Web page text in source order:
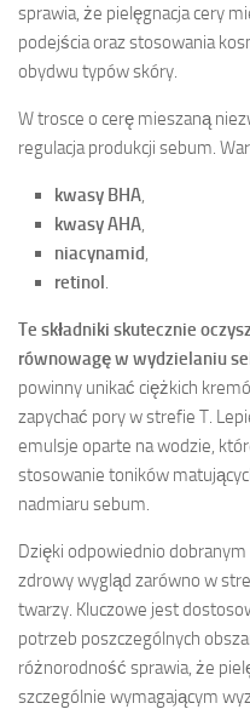
sprawia, że pielęgnacja cery
podejścia oraz stosowania
obydwu typów skóry.
W trosce o cerę mieszaną
regulacja produkcji sebum.
kwasy BHA,
kwasy AHA,
niacynamid,
retinol.
Te składniki skutecznie
równowagę w wydzielaniu
powinny unikać ciężkich
zapychać pory w strefie T.
emulsje oparte na wodzie,
stosowanie toników
nadmiaru sebum.
Dzięki odpowiednio
zdrowy wygląd zarówno w
twarzy. Kluczowe jest
potrzeb poszczególnych
różnorodność sprawia, że
szczególnie wymagającym